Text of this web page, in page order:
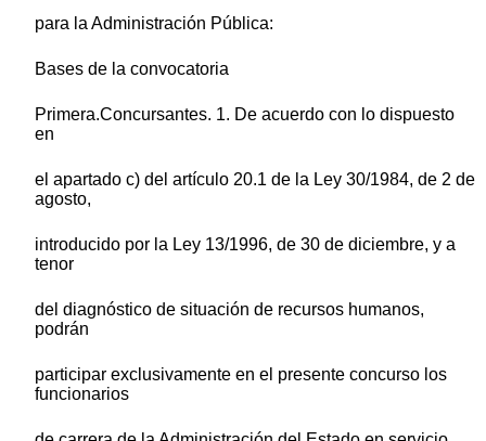
para la Administración Pública:
Bases de la convocatoria
Primera.Concursantes. 1. De acuerdo con lo dispuesto
en
el apartado c) del artículo 20.1 de la Ley 30/1984, de 2 de
agosto,
introducido por la Ley 13/1996, de 30 de diciembre, y a
tenor
del diagnóstico de situación de recursos humanos,
podrán
participar exclusivamente en el presente concurso los
funcionarios